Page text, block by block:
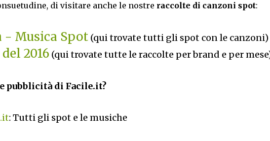
di visitare anche le nostre raccolte di canzoni spot:
- Musica Spot (qui trovate tutti gli spot con le canzoni)
2016 (qui trovate tutte le raccolte per brand e per
pubblicità di Facile.it?
: Tutti gli spot e le musiche